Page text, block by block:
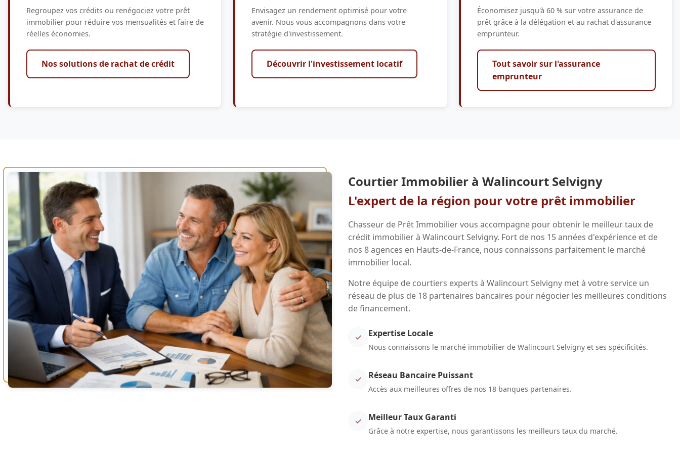
Regroupez vos crédits ou renégociez votre prêt
immobilier pour réduire vos mensualités et faire de
réelles économies.
Nos solutions de rachat de crédit
Envisagez un rendement optimisé pour votre
avenir. Nous vous accompagnons dans votre
stratégie d'investissement.
Découvrir l'investissement locatif
Économisez jusqu'à 60 % sur votre assurance de
prêt grâce à la délégation et au rachat d'assurance
emprunteur.
Tout savoir sur l'assurance
emprunteur
Courtier Immobilier à Walincourt Selvigny
L'expert de la région pour votre prêt immobilier
Chasseur de Prêt Immobilier vous accompagne pour obtenir le meilleur taux de
crédit immobilier à Walincourt Selvigny. Fort de nos 15 années d'expérience et de
nos 8 agences en Hauts-de-France, nous connaissons parfaitement le marché
immobilier local.
Notre équipe de courtiers experts à Walincourt Selvigny met à votre service un
réseau de plus de 18 partenaires bancaires pour négocier les meilleures conditions
de financement.
✓ Expertise Locale
Nous connaissons le marché immobilier de Walincourt Selvigny et ses spécificités.
✓ Réseau Bancaire Puissant
Accès aux meilleures offres de nos 18 banques partenaires.
✓ Meilleur Taux Garanti
Grâce à notre expertise, nous garantissons les meilleurs taux du marché.